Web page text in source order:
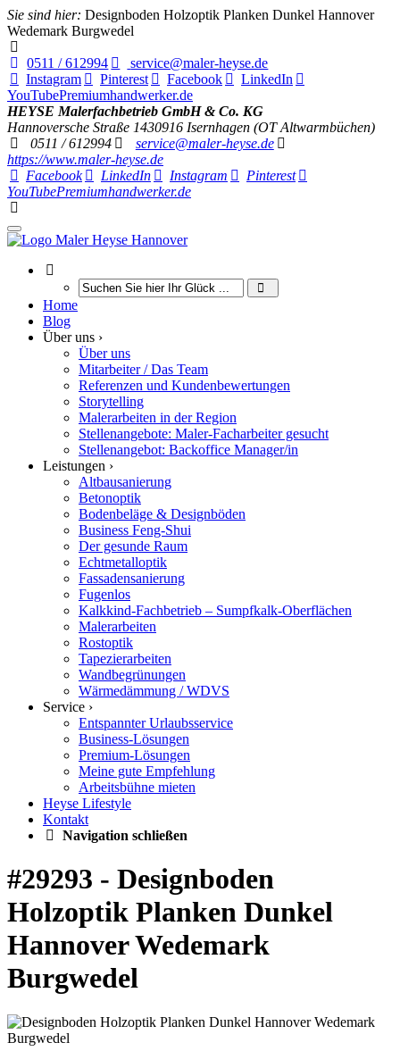
Sie sind hier: Designboden Holzoptik Planken Dunkel Hannover
Wedemark Burgwedel
0511 / 612994
service@maler-heyse.de
Instagram
Pinterest Facebook
LinkedIn
YouTubePremiumhandwerker.de
HEYSE Malerfachbetrieb GmbH & Co. KG
Hannoversche Straße 1430916 Isernhagen (OT Altwarmbüchen)
0511 / 612994
service@maler-heyse.de
https://www.maler-heyse.de
Facebook
LinkedIn Instagram
Pinterest
YouTubePremiumhandwerker.de
Home
Blog
Über uns ›
Über uns
Mitarbeiter / Das Team
Referenzen und Kundenbewertungen
Storytelling
Malerarbeiten in der Region
Stellenangebote: Maler-Facharbeiter gesucht
Stellenangebot: Backoffice Manager/in
Leistungen ›
Altbausanierung
Betonoptik
Bodenbeläge & Designböden
Business Feng-Shui
Der gesunde Raum
Echtmetalloptik
Fassadensanierung
Fugenlos
Kalkkind-Fachbetrieb – Sumpfkalk-Oberflächen
Malerarbeiten
Rostoptik
Tapezierarbeiten
Wandbegrünungen
Wärmedämmung / WDVS
Service ›
Entspannter Urlaubsservice
Business-Lösungen
Premium-Lösungen
Meine gute Empfehlung
Arbeitsbühne mieten
Heyse Lifestyle
Kontakt
Navigation schließen
#29293 - Designboden
Holzoptik Planken Dunkel
Hannover Wedemark
Burgwedel